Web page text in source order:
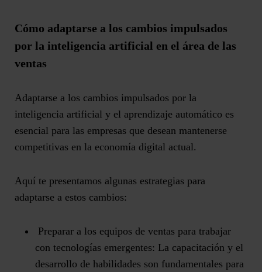
Cómo adaptarse a los cambios impulsados
por la inteligencia artificial en el área de las
ventas
Adaptarse a los cambios impulsados por la
inteligencia artificial y el aprendizaje automático es
esencial para las empresas que desean mantenerse
competitivas en la economía digital actual.
Aquí te presentamos algunas estrategias para
adaptarse a estos cambios:
Preparar a los equipos de ventas para trabajar
con tecnologías emergentes: La capacitación y el
desarrollo de habilidades son fundamentales para